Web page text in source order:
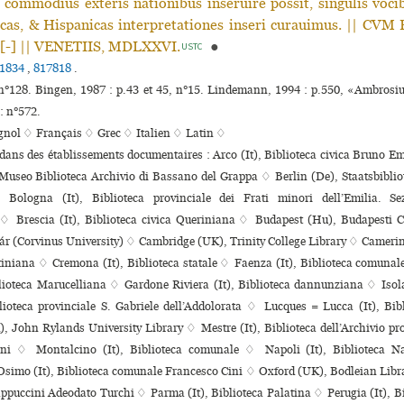
& Hispanicas inter­pre­ta­tio­nes inseri curaui­mus. || CVM
] || VENETIIS, MDLXXVI.USTC ●
, 817818 .
Bingen, 1987 : p.43 et 45, n°15. Lindemann, 1994 : p.550,
n°572.
♢ Français ♢ Grec ♢ Italien ♢ Latin ♢
des établissements documentaires : Arco (It), Biblioteca civica Bruno
Biblioteca Archivio di Bassano del Grappa ♢ Berlin (De),
(It), Biblioteca pro­vin­ciale dei Frati minori dell’Emilia.
♢ Brescia (It), Biblioteca civica Queriniana ♢ Budapest (Hu), Budapesti
(Corvinus University) ♢ Cambridge (UK), Trinity College Library ♢
♢ Cremona (It), Biblioteca sta­tale ♢ Faenza (It), Biblioteca
Marucelliana ♢ Gardone Riviera (It), Biblioteca dannunziana ♢
provinciale S. Gabriele dell’Addolorata ♢ Lucques = Lucca (It),
John Rylands University Library ♢ Mestre (It), Biblioteca dell’Archivio
♢ Montalcino (It), Biblioteca comunale ♢ Napoli (It), Biblioteca
(It), Biblioteca comunale Francesco Cini ♢ Oxford (UK), Bodleian
Adeodato Turchi ♢ Parma (It), Biblioteca Palatina ♢ Perugia (It),